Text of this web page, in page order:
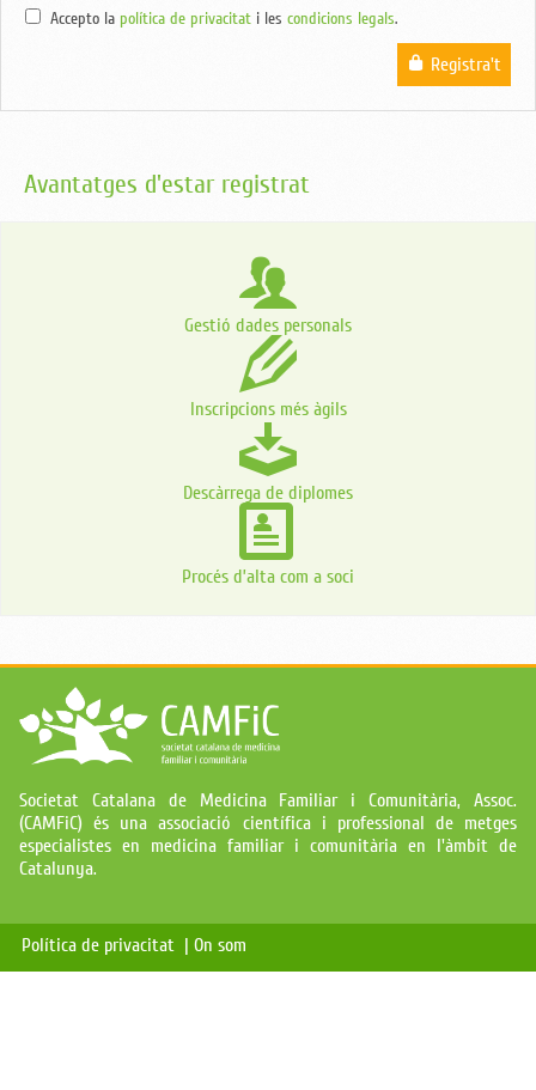
Accepto la política de privacitat i les condicions legals.
Registra't
Avantatges d'estar registrat
Gestió dades personals
Inscripcions més àgils
Descàrrega de diplomes
Procés d’alta com a soci
Societat Catalana de Medicina Familiar i Comunitària, Assoc.
(CAMFiC) és una associació científica i professional de metges
especialistes en medicina familiar i comunitària en l'àmbit de
Catalunya.
Política de privacitat | On som